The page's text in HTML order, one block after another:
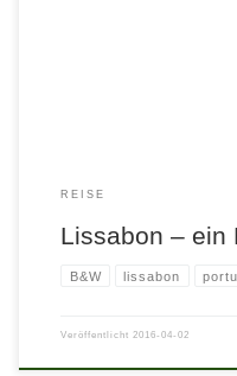
REISE
Lissabon – ein
B&W lissabon
Veröffentlicht 2016-04-02